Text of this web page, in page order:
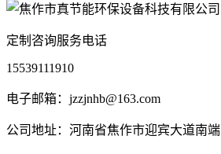
定制咨询服务电话
15539111910
电子邮箱：jzzjnhb@163.com
公司地址：河南省焦作市迎宾大道南端